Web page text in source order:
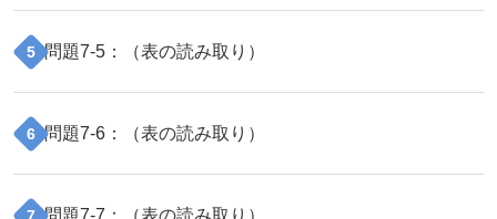
5 問題7-5 ：（表の読み取り ）
6 問題7-6 ：（表の読み取り ）
7 問題7-7 ：（表の読み取り ）